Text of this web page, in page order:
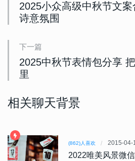
2025小众高级中秋节文
诗意氛围
下一篇
2025中秋节表情包分享
里
相关聊天背景
(862)人喜欢 2015-04-
2022唯美风景微